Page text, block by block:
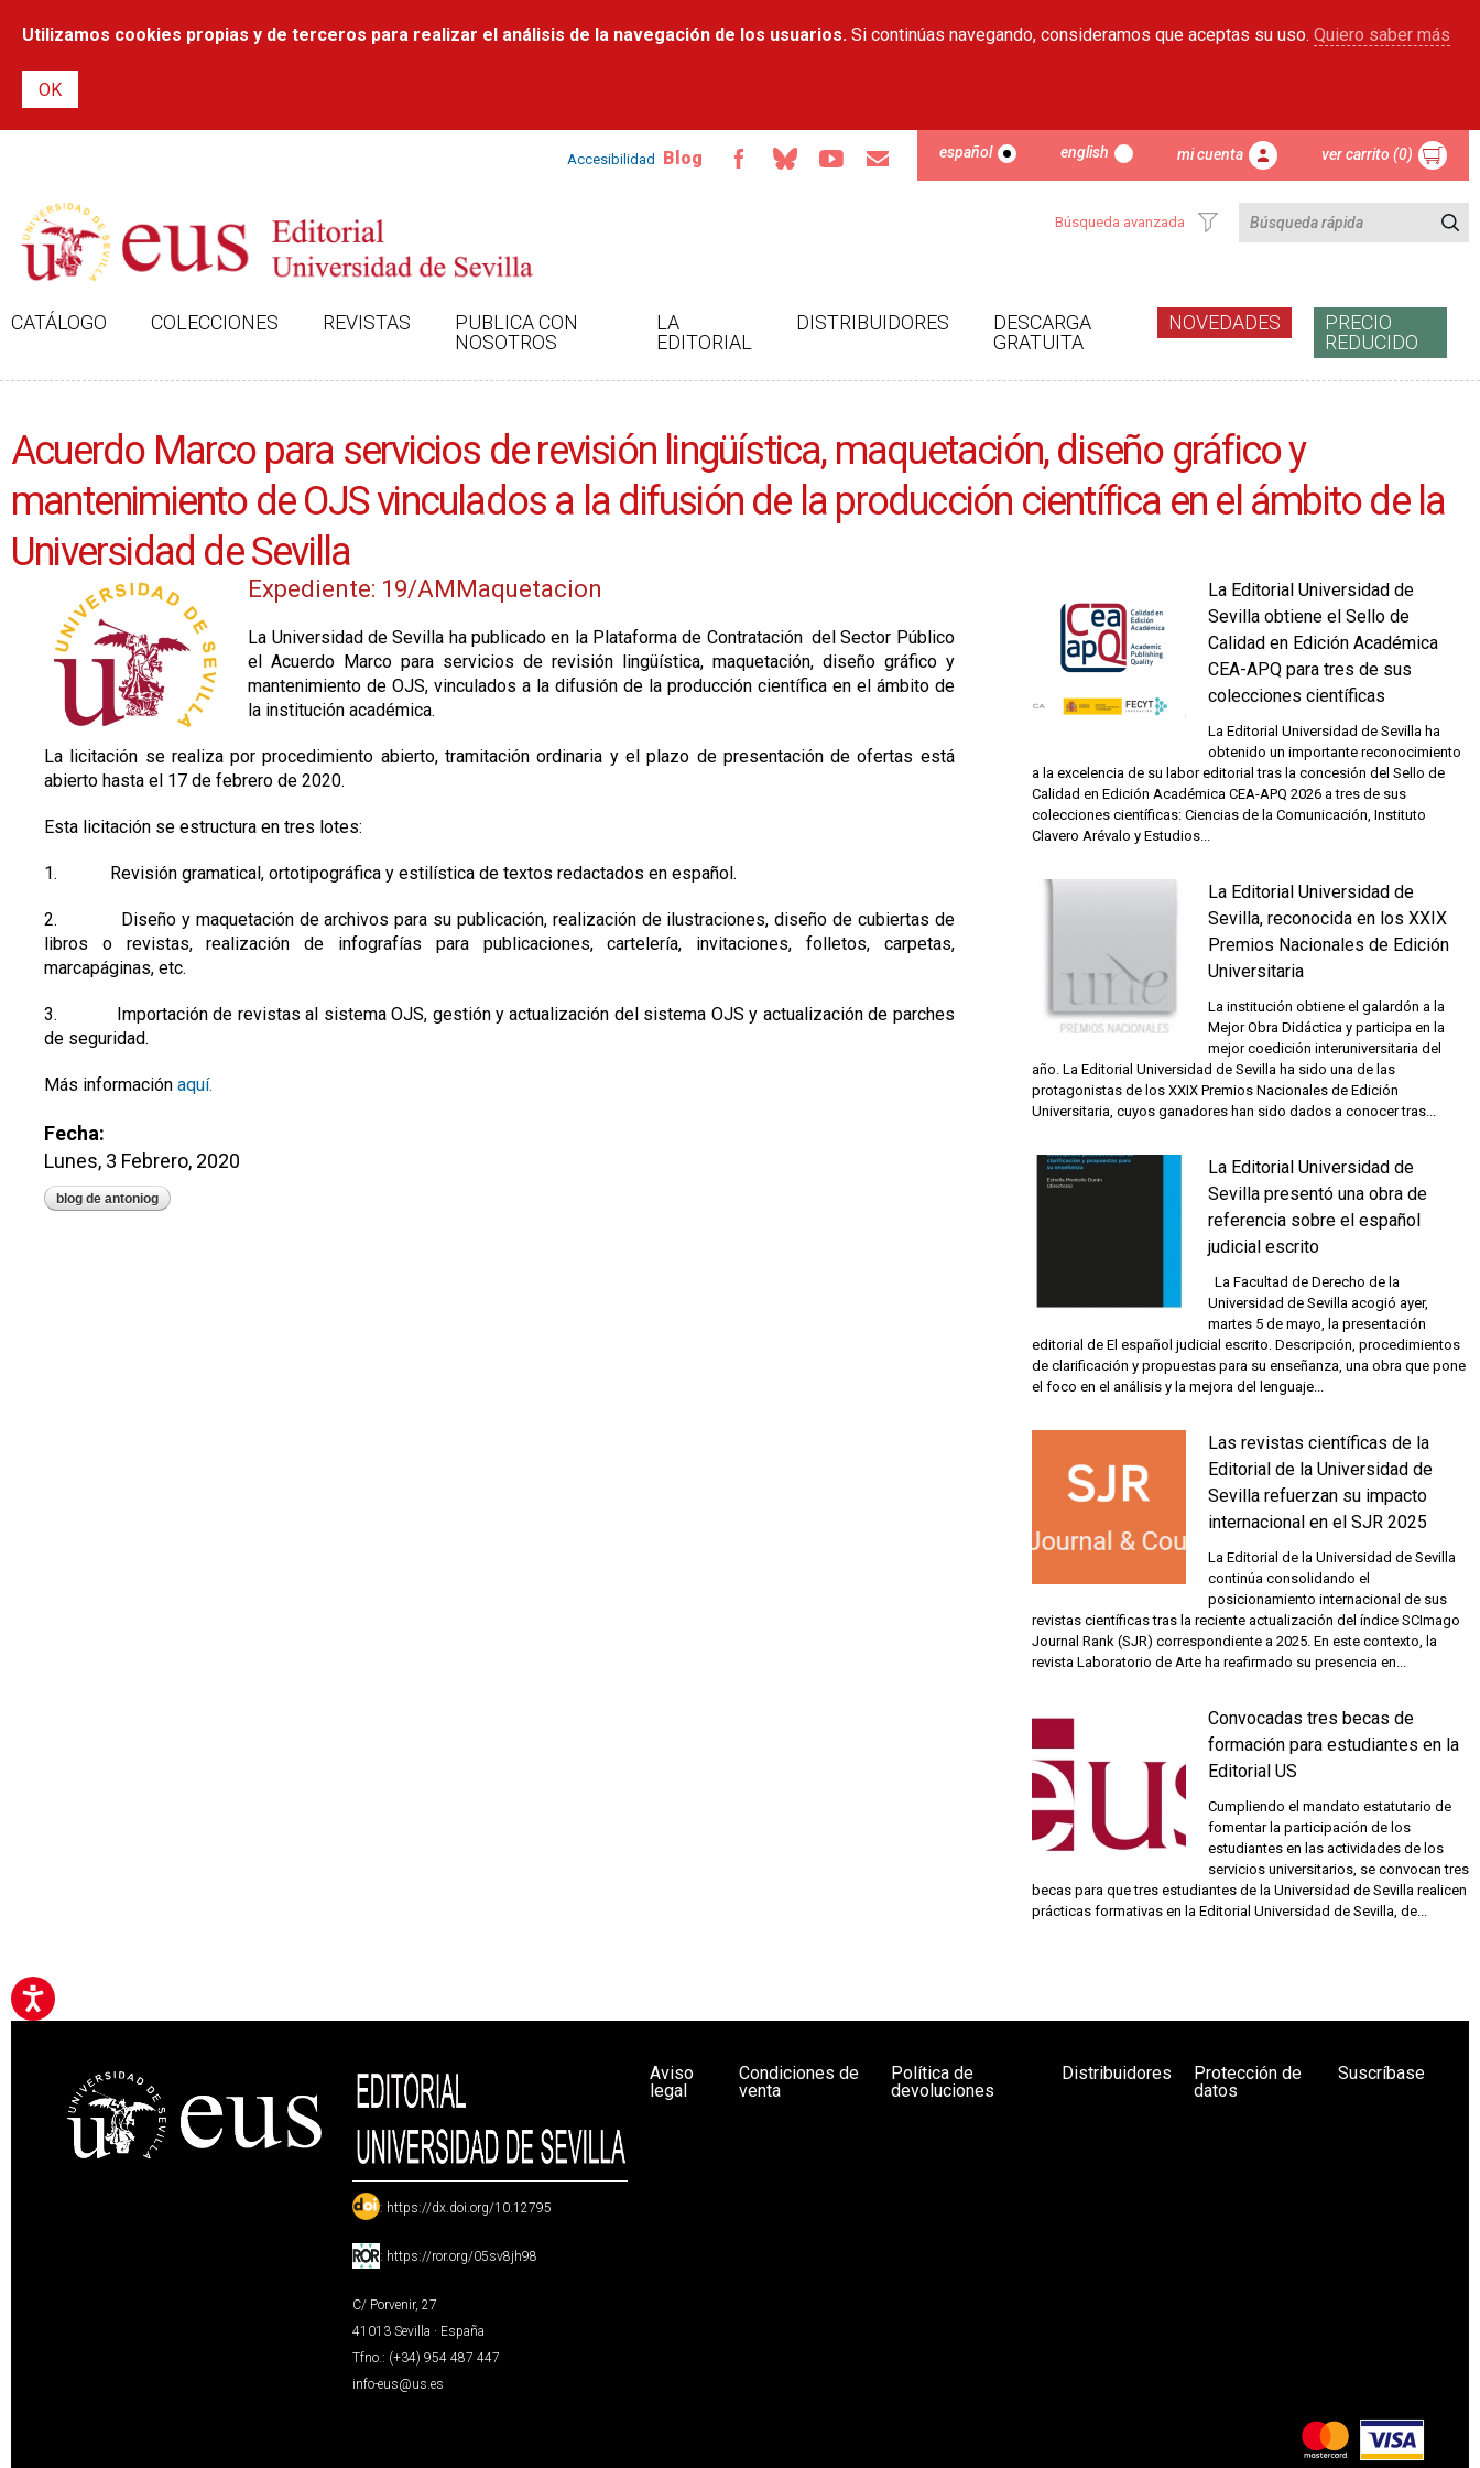
contenido
Utilizamos cookies propias y de terceros para realizar el análisis de la navegación de los usuarios. Si continúas navegando, consideramos que aceptas su uso. Quiero saber más
Accesibilidad Blog español english mi cuenta ver carrito (0)
Búsqueda avanzada
CATÁLOGO COLECCIONES REVISTAS
PUBLICA CON
NOSOTROS
LA
EDITORIAL
DISTRIBUIDORES
DESCARGA
GRATUITA
NOVEDADES
PRECIO
REDUCIDO
Acuerdo Marco para servicios de revisión lingüística, maquetación, diseño gráfico y
mantenimiento de OJS vinculados a la difusión de la producción científica en el ámbito de la
Universidad de Sevilla
Expediente: 19/AMMaquetacion
La Universidad de Sevilla ha publicado en la Plataforma de Contratación del Sector Público
el Acuerdo Marco para servicios de revisión lingüística, maquetación, diseño gráfico y
mantenimiento de OJS, vinculados a la difusión de la producción científica en el ámbito de
la institución académica.
La licitación se realiza por procedimiento abierto, tramitación ordinaria y el plazo de presentación de ofertas está
abierto hasta el 17 de febrero de 2020.
Esta licitación se estructura en tres lotes:
1. Revisión gramatical, ortotipográfica y estilística de textos redactados en español.
2. Diseño y maquetación de archivos para su publicación, realización de ilustraciones, diseño de cubiertas de
libros o revistas, realización de infografías para publicaciones, cartelería, invitaciones, folletos, carpetas,
marcapáginas, etc.
3. Importación de revistas al sistema OJS, gestión y actualización del sistema OJS y actualización de parches
de seguridad.
Más información aquí.
Fecha:
Lunes, 3 Febrero, 2020
blog de antoniog
La Editorial Universidad de
Sevilla obtiene el Sello de
Calidad en Edición Académica
CEA-APQ para tres de sus
colecciones científicas
La Editorial Universidad de Sevilla ha
obtenido un importante reconocimiento
a la excelencia de su labor editorial tras la concesión del Sello de
Calidad en Edición Académica CEA-APQ 2026 a tres de sus
colecciones científicas: Ciencias de la Comunicación, Instituto
Clavero Arévalo y Estudios...
La Editorial Universidad de
Sevilla, reconocida en los XXIX
Premios Nacionales de Edición
Universitaria
La institución obtiene el galardón a la
Mejor Obra Didáctica y participa en la
mejor coedición interuniversitaria del
año. La Editorial Universidad de Sevilla ha sido una de las
protagonistas de los XXIX Premios Nacionales de Edición
Universitaria, cuyos ganadores han sido dados a conocer tras...
La Editorial Universidad de
Sevilla presentó una obra de
referencia sobre el español
judicial escrito
La Facultad de Derecho de la
Universidad de Sevilla acogió ayer,
martes 5 de mayo, la presentación
editorial de El español judicial escrito. Descripción, procedimientos
de clarificación y propuestas para su enseñanza, una obra que pone
el foco en el análisis y la mejora del lenguaje...
Las revistas científicas de la
Editorial de la Universidad de
Sevilla refuerzan su impacto
internacional en el SJR 2025
La Editorial de la Universidad de Sevilla
continúa consolidando el
posicionamiento internacional de sus
revistas científicas tras la reciente actualización del índice SCImago
Journal Rank (SJR) correspondiente a 2025. En este contexto, la
revista Laboratorio de Arte ha reafirmado su presencia en...
Convocadas tres becas de
formación para estudiantes en la
Editorial US
Cumpliendo el mandato estatutario de
fomentar la participación de los
estudiantes en las actividades de los
servicios universitarios, se convocan tres
becas para que tres estudiantes de la Universidad de Sevilla realicen
prácticas formativas en la Editorial Universidad de Sevilla, de...
: https://dx.doi.org/10.12795
: https://ror.org/05sv8jh98
C/ Porvenir, 27
41013 Sevilla · España
Tfno.: (+34) 954 487 447
info-eus@us.es
Aviso
legal
Condiciones de
venta
Política de
devoluciones
Distribuidores
Protección de
datos
Suscríbase